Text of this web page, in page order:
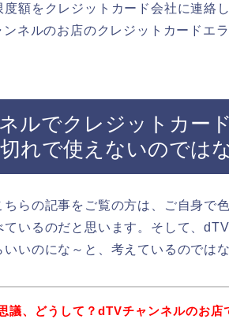
額をクレジットカード会社に連絡
ネルのお店のクレジットカードエ
ルでクレジットカー
切れで使えないのでは
ちらの記事をご覧の方は、ご自身で
ているのだと思います。そして、
いのにな～と、考えているのでは
議、どうして？dTVチャンネルのお店